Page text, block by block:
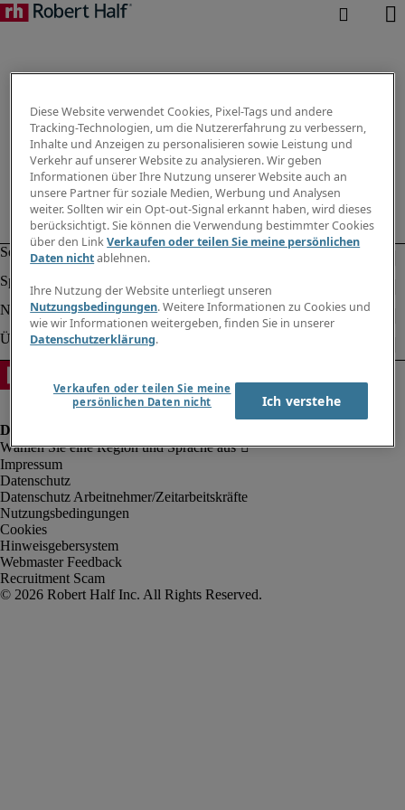
Impressum
Datenschutz
Datenschutz Arbeitnehmer/Zeitarbeitskräfte
Nutzungsbedingungen
Cookies
Hinweisgebersystem
Webmaster Feedback
Recruitment Scam
Diese Website verwendet Cookies, Pixel-Tags und andere
Tracking-Technologien, um die Nutzererfahrung zu verbessern,
Inhalte und Anzeigen zu personalisieren sowie Leistung und
Verkehr auf unserer Website zu analysieren. Wir geben
Informationen über Ihre Nutzung unserer Website auch an
unsere Partner für soziale Medien, Werbung und Analysen
weiter. Sollten wir ein Opt-out-Signal erkannt haben, wird dieses
berücksichtigt. Sie können die Verwendung bestimmter Cookies
über den LinkVerkaufen oder teilen Sie meine persönlichen
Daten nichtablehnen.
Ihre Nutzung der Website unterliegt unseren
Nutzungsbedingungen. Weitere Informationen zu Cookies und
wie wir Informationen weitergeben, finden Sie in unserer
Datenschutzerklärung.
Verkaufen oder teilen Sie meine
persönlichen Daten nicht
Ich verstehe